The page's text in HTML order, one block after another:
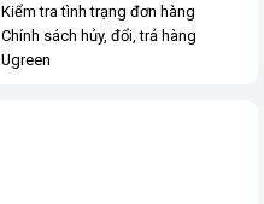
Kiểm tra tình trạng đơn hàng
Chính sách hủy, đổi, trả hàng
Ugreen